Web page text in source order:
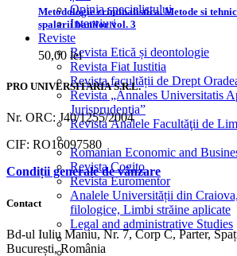
Opinia specialistului
Interviuri
Reviste
Revista Etică și deontologie
Revista Fiat Iustitia
Revista facultății de Drept
Revista „Annales Universitatis
Jurisprudentia”
Revista Analele Facultăţii de
Romanian Economic and
Revista Cogito
Revista Euromentor
Analele Universității din
filologice, Limbi străine aplicate
Legal and administrative Studies
Metodologie criminalistica. Metode si
spalarii banilor vol. 3
50,00 lei
PRO UNIVERSITARIA S.R.L.
Nr. ORC: J40/1255/2004
CIF: RO16097580
Condiții generale de vânzare
Contact
Bd-ul Iuliu Maniu, Nr. 7, Corp C, Parter,
București, România